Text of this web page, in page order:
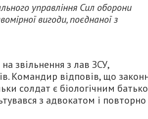
управління Сил оборони
вигоди, поєднаної з
звільнення з лав ЗСУ,
Командир відповів, що
солдат є біологічним
з адвокатом і повторно